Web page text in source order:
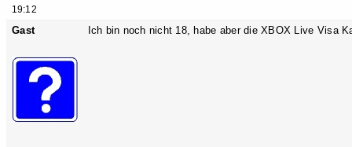
19:12
Gast Ich bin noch nicht 18, habe aber die XBOX Live Visa